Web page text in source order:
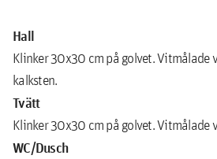
Hall
Klinker 30x30 cm på golvet. Vitmålade
kalksten.
Tvätt
Klinker 30x30 cm på golvet. Vitmålade
WC/Dusch